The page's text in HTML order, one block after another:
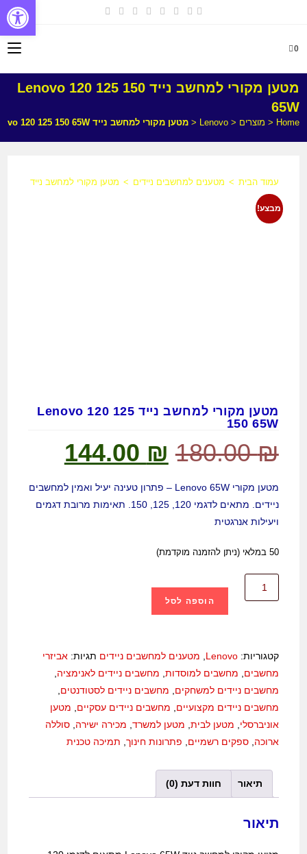
0
מטען מקורי למחשב נייד Lenovo 120 125 150
65W
Home
< מוצרים <
Lenovo
<מטען מקורי למחשב נייד Lenovo 120 125 150 65W
עמוד הבית > מטענים למחשבים ניידים > מטען מקורי למחשב נייד Lenovo 120 125 150 65W
מבצע!
מטען מקורי למחשב נייד Lenovo 120 125
150 65W
180.00₪
144.00 ₪
מטען מקורי Lenovo 65W – פתרון טעינה יעיל ואמין למחשבים
ניידים. מתאים לדגמי 120, 125, 150. תאימות מרובת דגמים
ויעילות אנרגטית
50 במלאי (ניתן להזמנה מוקדמת)
הוספה לסל
קטגוריות:Lenovo מטענים למחשבים ניידים תגיות:אביזרי
מחשבים
מחשבים למוסדות מחשבים ניידים לאנימציה
מחשבים ניידים למשחקים
מחשבים ניידים לסטודנטים
מחשבים ניידים מקצועיים
מחשבים ניידים עסקיים
מטען
אוניברסלי
מטען לבית מטען למשרד מכירה ישירה ,סוללה
ארוכה ,ספקים רשמיים פתרונות חינוך תמיכה טכנית
תיאור חוות דעת (0)
תיאור